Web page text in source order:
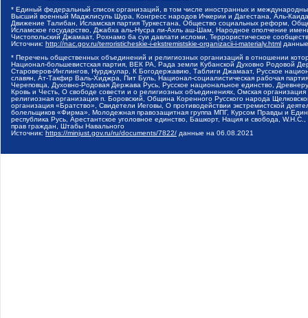
* Единый федеральный список организаций, в том числе иностранных и
Высший военный Маджлисуль Шура, Конгресс народов Ичкерии и Дагестана, Аль-
Движение Талибан, Исламская партия Туркестана, Общество социальных реформ,
Исламское государство, Джабха аль-Нусра ли-Ахль аш-Шам, Народное ополчение
Чистопольский Джамаат, Рохнамо ба суи давлати исломи, Террористическое
Источник: http://nac.gov.ru/terroristicheskie-i-ekstremistskie-organizacii-i-materialy.html
* Перечень общественных объединений и религиозных организаций в отношении
Национал-большевистская партия, ВЕК РА, Рада земли Кубанской Духовно Родовой
Староверов-Инглингов, Нурджулар, К Богодержавию, Таблиги Джамаат, Русское
славян, Ат-Такфир Валь-Хиджра, Пит Буль, Национал-социалистическая рабочая
Череповца, Духовно-Родовая Держава Русь, Русское национальное единство,
Кровь и Честь, О свободе совести и о религиозных объединениях, Омская
религиозная организация п. Боровский, Община Коренного Русского народа
организация «Братство», Свидетели Иеговы, О противодействии экстремистской
болельщиков «Фирма», Молодежная правозащитная группа МПГ, Курсом Правды и
республика Русь, Арестантское уголовное единство, Башкорт, Нация и свобода,
прав граждан, Штабы Навального
Источник: https://minjust.gov.ru/ru/documents/7822/ данные на 06.08.2021